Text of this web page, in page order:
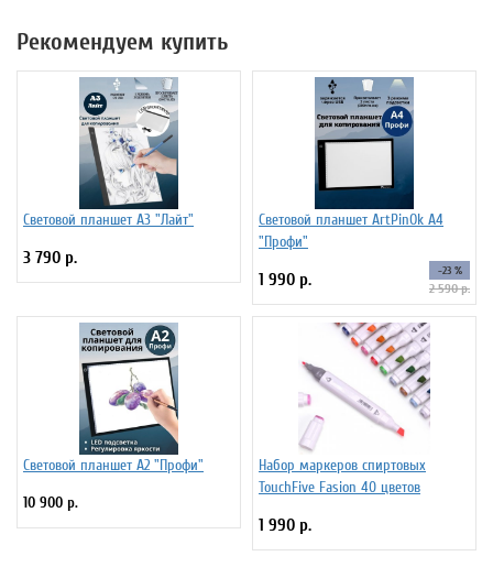
Рекомендуем купить
Световой планшет А3 "Лайт"
3 790 р.
Световой планшет ArtPinOk А4
"Профи"
1 990 р. -23 %
2 590 р.
Световой планшет А2 "Профи"
10 900 р.
Набор маркеров спиртовых
TouchFive Fasion 40 цветов
1 990 р.